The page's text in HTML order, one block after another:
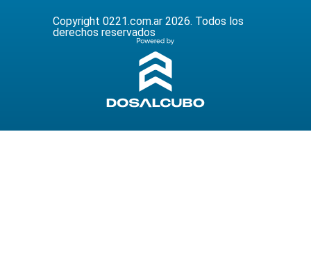
Copyright 0221.com.ar 2026. Todos los
derechos reservados